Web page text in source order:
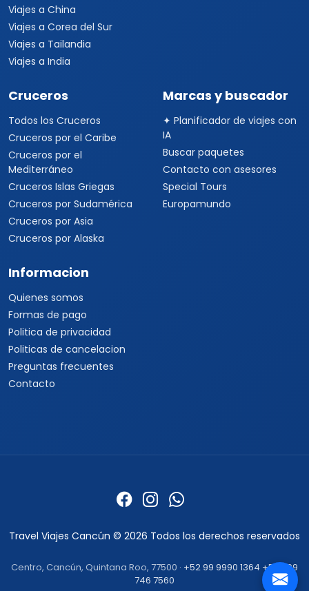
Viajes a China
Viajes a Corea del Sur
Viajes a Tailandia
Viajes a India
Cruceros
Todos los Cruceros
Cruceros por el Caribe
Cruceros por el
Mediterráneo
Cruceros Islas Griegas
Cruceros por Sudamérica
Cruceros por Asia
Cruceros por Alaska
Marcas y buscador
✦ Planificador de viajes con
IA
Buscar paquetes
Contacto con asesores
Special Tours
Europamundo
Informacion
Quienes somos
Formas de pago
Politica de privacidad
Politicas de cancelacion
Preguntas frecuentes
Contacto
Travel Viajes Cancún © 2026 Todos los derechos reservados
Centro, Cancún, Quintana Roo, 77500 · +52 99 9990 1364 +52 999
746 7560